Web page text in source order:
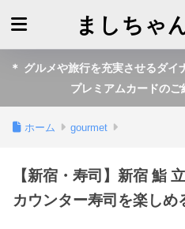
ましちゃ
＊ グルメや旅行を充実させるダイ
プレミアムカードのご
ホーム gourmet
【新宿・寿司】新宿 鮨
カウンター寿司を楽し